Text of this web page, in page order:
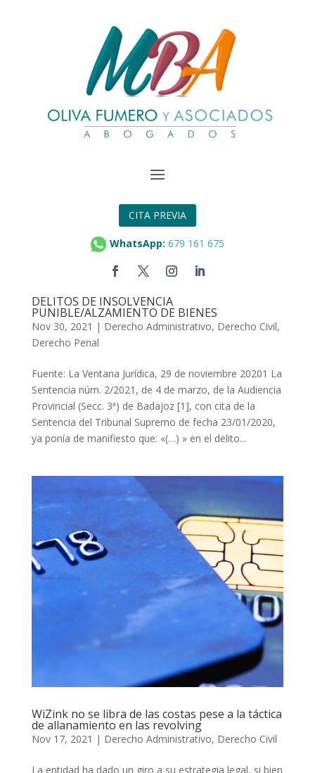
CITA PREVIA
WhatsApp: 679 161 675
APUNTES JURISPRUDENCIALES SOBRE LA
DELITOS DE INSOLVENCIA
PUNIBLE/ALZAMIENTO DE BIENES
Nov 30, 2021 | Derecho Administrativo, Derecho Civil,
Derecho Penal
Fuente: La Ventana Jurídica, 29 de noviembre 20201 La
Sentencia núm. 2/2021, de 4 de marzo, de la Audiencia
Provincial (Secc. 3ª) de Badajoz [1], con cita de la
Sentencia del Tribunal Supremo de fecha 23/01/2020,
ya ponía de manifiesto que: «(…) » en el delito...
WiZink no se libra de las costas pese a la táctica
de allanamiento en las revolving
Nov 17, 2021 | Derecho Administrativo, Derecho Civil
La entidad ha dado un giro a su estrategia legal, si bien